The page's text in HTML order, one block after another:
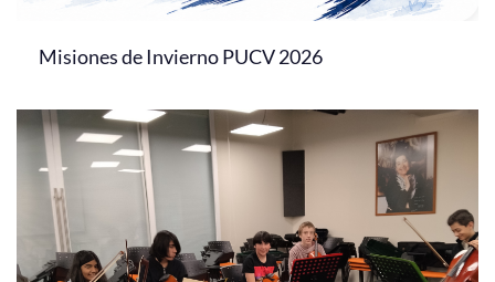
Misiones de Invierno PUCV 2026